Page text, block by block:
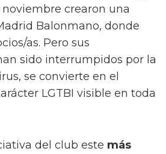
crearon una
Balonmano, donde
as. Pero sus
sido interrumpidos por la
se convierte en el
LGTBI visible en toda
del club este más